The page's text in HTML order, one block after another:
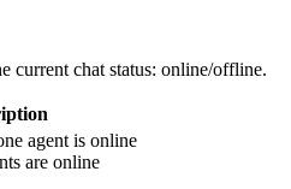
current chat status: online/offline.
agent is online
are online